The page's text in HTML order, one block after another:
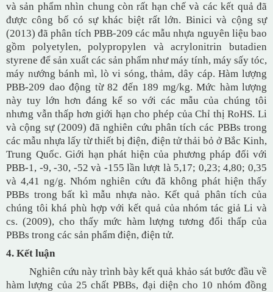
và sản phẩm nhìn chung còn rất hạn chế và các kết quả đã
được công bố có sự khác biệt rất lớn. Binici và cộng sự
(2013) đã phân tích PBB-209 các mẫu nhựa nguyên liệu bao
gồm polyetylen, polypropylen và acrylonitrin butadien
styrene để sản xuất các sản phẩm như máy tính, máy sấy tóc,
máy nướng bánh mì, lò vi sóng, thảm, dây cáp. Hàm lượng
PBB-209 dao động từ 82 đến 189 mg/kg. Mức hàm lượng
này tuy lớn hơn đáng kể so với các mẫu của chúng tôi
nhưng vẫn thấp hơn giới hạn cho phép của Chỉ thị RoHS. Li
và cộng sự (2009) đã nghiên cứu phân tích các PBBs trong
các mẫu nhựa lấy từ thiết bị điện, điện tử thải bỏ ở Bắc Kinh,
Trung Quốc. Giới hạn phát hiện của phương pháp đối với
PBB-1, -9, -30, -52 và -155 lần lượt là 5,17; 0,23; 4,80; 0,35
và 4,41 ng/g. Nhóm nghiên cứu đã không phát hiện thấy
PBBs trong bất kì mẫu nhựa nào. Kết quả phân tích của
chúng tôi khá phù hợp với kết quả của nhóm tác giả Li và
cs. (2009), cho thấy mức hàm lượng tương đối thấp của
PBBs trong các sản phẩm điện, điện tử.
4. Kết luận
Nghiên cứu này trình bày kết quả khảo sát bước đầu về
hàm lượng của 25 chất PBBs, đại diện cho 10 nhóm đồng